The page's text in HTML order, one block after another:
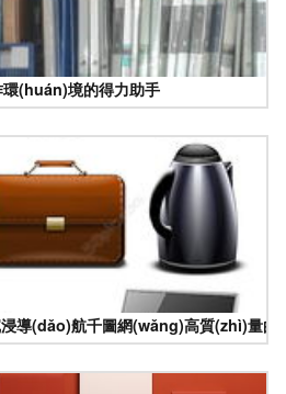
(huán)境的得力助手
導(dǎo)航千圖網(wǎng)高質(zhì)量